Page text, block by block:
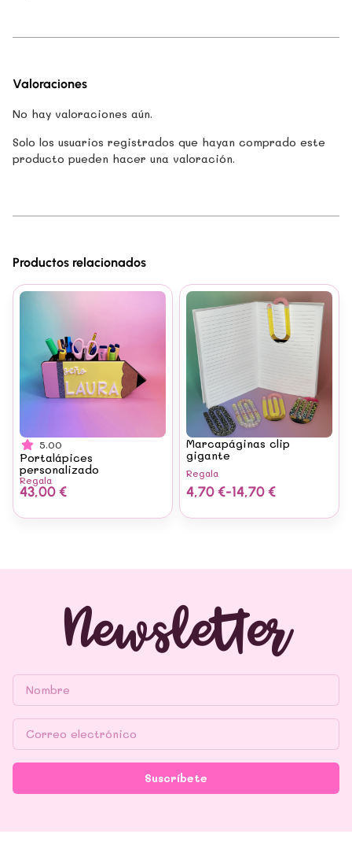
Valoraciones
No hay valoraciones aún.
Solo los usuarios registrados que hayan comprado este
producto pueden hacer una valoración.
Productos relacionados
Portalápices
personalizado
5.00
Regala
43,00€
Marcapáginas clip
gigante
Regala
4,70€-14,70€
Newsletter
Suscríbete